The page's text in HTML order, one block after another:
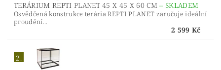
TERÁRIUM REPTI PLANET 45 X 45 X 60 CM– SKLADEM
Osvědčená konstrukce terária REPTI PLANET zaručuje ideální
proudění...
2 599 Kč
2.